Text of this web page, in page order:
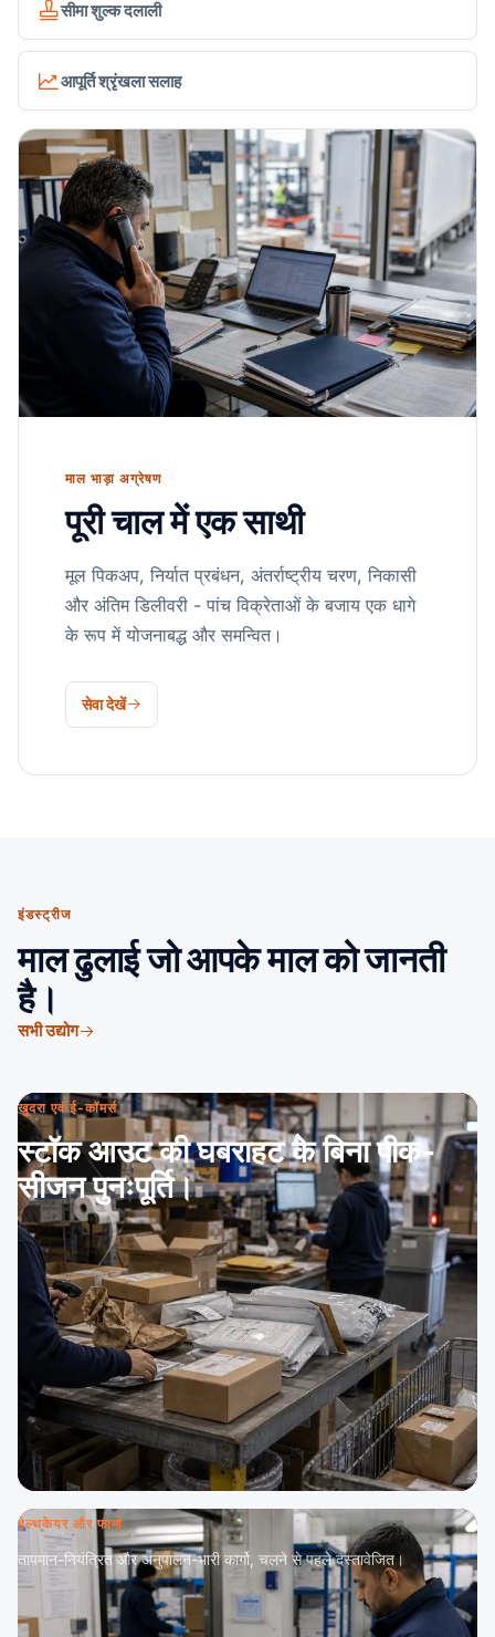
सीमा शुल्क दलाली
आपूर्ति श्रृंखला सलाह
माल भाड़ा अग्रेषण
पूरी चाल में एक साथी
मूल पिकअप, निर्यात प्रबंधन, अंतर्राष्ट्रीय चरण, निकासी
और अंतिम डिलीवरी - पांच विक्रेताओं के बजाय एक धागे
के रूप में योजनाबद्ध और समन्वित।
सेवा देखें
इंडस्ट्रीज
माल ढुलाई जो आपके माल को जानती
है।
सभी उद्योग
खुदरा एवं ई-कॉमर्स
स्टॉक आउट की घबराहट के बिना पीक-
सीजन पुनःपूर्ति।
हेल्थकेयर और फार्मा
तापमान-नियंत्रित और अनुपालन-भारी कार्गो, चलने से पहले दस्तावेजित।